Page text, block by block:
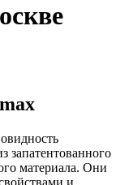
запатентованного
материала. Они